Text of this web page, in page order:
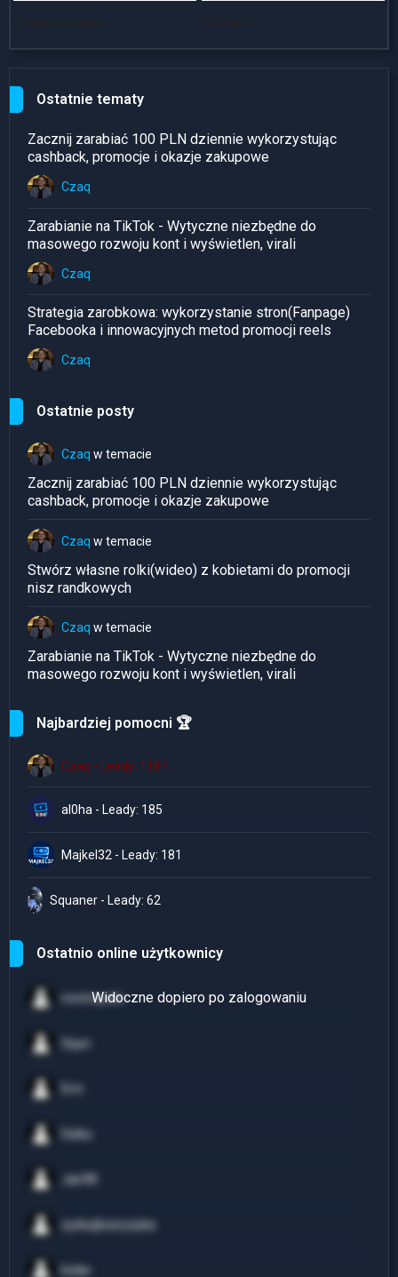
Ostatnie tematy
Zacznij zarabiać 100 PLN dziennie wykorzystując
cashback, promocje i okazje zakupowe
Czaq
Zarabianie na TikTok - Wytyczne niezbędne do
masowego rozwoju kont i wyświetlen, virali
Czaq
Strategia zarobkowa: wykorzystanie stron(Fanpage)
Facebooka i innowacyjnych metod promocji reels
Czaq
Ostatnie posty
Czaq w temacie
Zacznij zarabiać 100 PLN dziennie wykorzystując
cashback, promocje i okazje zakupowe
Czaq w temacie
Stwórz własne rolki(wideo) z kobietami do promocji
nisz randkowych
Czaq w temacie
Zarabianie na TikTok - Wytyczne niezbędne do
masowego rozwoju kont i wyświetlen, virali
Najbardziej pomocni 🏆
Czaq - Leady: 1184
al0ha - Leady: 185
Majkel32 - Leady: 181
Squaner - Leady: 62
Ostatnio online użytkownicy
noctropolis
Squn
Dziku
Jan98
zyskujbezryzyka
kulas